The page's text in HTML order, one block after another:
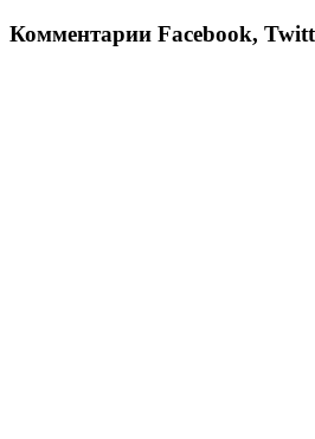
Комментарии Facebook,